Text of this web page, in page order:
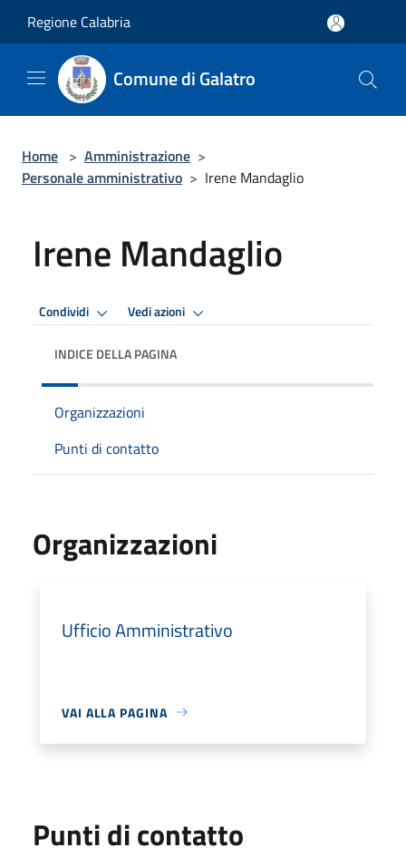
Regione Calabria
Comune di Galatro
Home > Amministrazione >
Personale amministrativo > Irene Mandaglio
Irene Mandaglio
Condividi Vedi azioni
INDICE DELLA PAGINA
Organizzazioni
Punti di contatto
Organizzazioni
Ufficio Amministrativo
VAI ALLA PAGINA
Punti di contatto